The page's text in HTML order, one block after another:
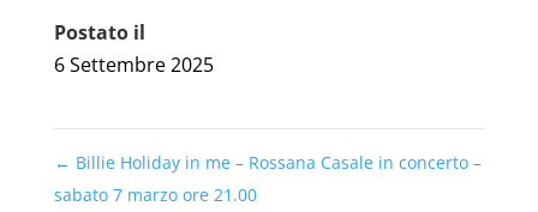
Postato il
6 Settembre 2025
← Billie Holiday in me – Rossana Casale in concerto –
sabato 7 marzo ore 21.00